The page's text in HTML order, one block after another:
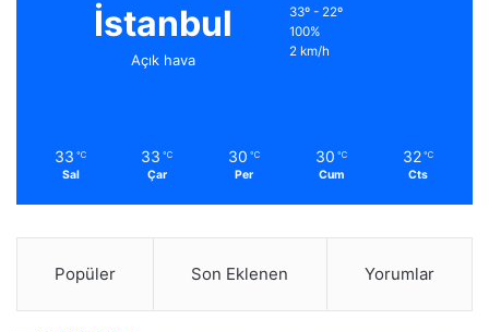
İstanbul
Açık hava
33º - 22º
100%
2 km/h
33 ℃
Sal
33 ℃
Çar
30 ℃
Per
30 ℃
Cum
32 ℃
Cts
Popüler Son Eklenen Yorumlar